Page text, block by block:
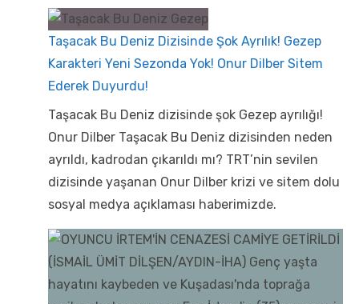
Taşacak Bu Deniz Dizisinde Şok Ayrılık! Gezep
Karakteri Yeni Sezonda Yok! Onur Dilber Sitem
Ederek Duyurdu!
Taşacak Bu Deniz dizisinde şok Gezep ayrılığı!
Onur Dilber Taşacak Bu Deniz dizisinden neden
ayrıldı, kadrodan çıkarıldı mı? TRT’nin sevilen
dizisinde yaşanan Onur Dilber krizi ve sitem dolu
sosyal medya açıklaması haberimizde.